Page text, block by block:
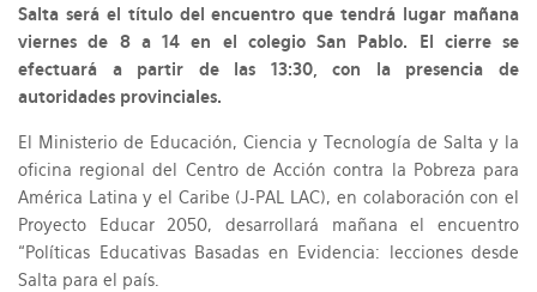
Salta será el título del encuentro que tendrá lugar mañana
viernes de 8 a 14 en el colegio San Pablo. El cierre se
efectuará a partir de las 13:30, con la presencia de
autoridades provinciales.
El Ministerio de Educación, Ciencia y Tecnología de Salta y la
oficina regional del Centro de Acción contra la Pobreza para
América Latina y el Caribe (J-PAL LAC), en colaboración con el
Proyecto Educar 2050, desarrollará mañana el encuentro
“Políticas Educativas Basadas en Evidencia: lecciones desde
Salta para el país.